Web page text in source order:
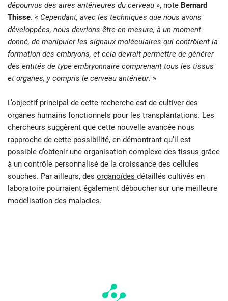
dépourvus des aires antérieures du cerveau », note Bernard
Thisse. « Cependant, avec les techniques que nous avons
développées, nous devrions être en mesure, à un moment
donné, de manipuler les signaux moléculaires qui contrôlent la
formation des embryons, et cela devrait permettre de générer
des entités de type embryonnaire comprenant tous les tissus
et organes, y compris le cerveau antérieur. »
L’objectif principal de cette recherche est de cultiver des
organes humains fonctionnels pour les transplantations. Les
chercheurs suggèrent que cette nouvelle avancée nous
rapproche de cette possibilité, en démontrant qu’il est
possible d’obtenir une organisation complexe des tissus grâce
à un contrôle personnalisé de la croissance des cellules
souches. Par ailleurs, des organoïdes détaillés cultivés en
laboratoire pourraient également déboucher sur une meilleure
modélisation des maladies.